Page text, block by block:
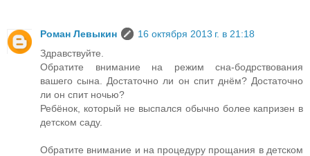
Роман Левыкин
16 октября 2013 г. в 21:18
Здравствуйте.
Обратите внимание на режим сна-бодрствования
вашего сына. Достаточно ли он спит днём? Достаточно
ли он спит ночью?
Ребёнок, который не выспался обычно более капризен в
детском саду.
Обратите внимание и на процедуру прощания в детском